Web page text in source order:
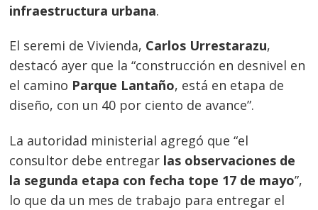
infraestructura urbana.
El seremi de Vivienda, Carlos Urrestarazu,
destacó ayer que la “construcción en desnivel en
el camino Parque Lantaño, está en etapa de
diseño, con un 40 por ciento de avance”.
La autoridad ministerial agregó que “el
consultor debe entregar las observaciones de
la segunda etapa con fecha tope 17 de mayo”,
lo que da un mes de trabajo para entregar el